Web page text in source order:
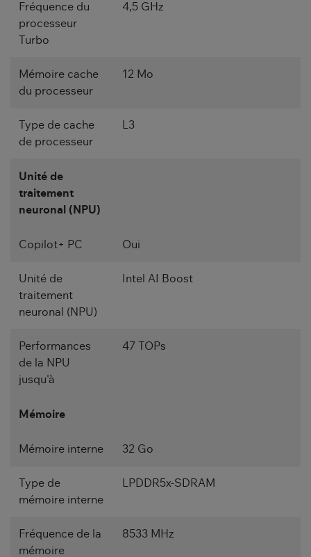
Fréquence du
processeur
Turbo
4,5 GHz
Mémoire cache
du processeur
12 Mo
Type de cache
de processeur
L3
Unité de
traitement
neuronal (NPU)
Copilot+ PC Oui
Unité de
traitement
neuronal (NPU)
Intel AI Boost
Performances
de la NPU
jusqu'à
47 TOPs
Mémoire
Mémoire interne 32 Go
Type de
mémoire interne
LPDDR5x-SDRAM
Fréquence de la
mémoire
8533 MHz